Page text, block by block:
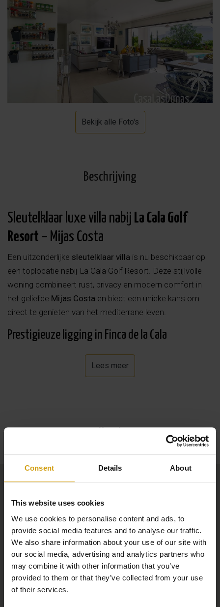
Consent Details About
This website uses cookies
We use cookies to personalise content and ads, to
provide social media features and to analyse our traffic.
We also share information about your use of our site with
our social media, advertising and analytics partners who
may combine it with other information that you’ve
provided to them or that they’ve collected from your use
of their services.
Bekijk alle Foto's
Beschrijving
Sleutelklaar luxe villa nabij La Cala Golf
Resort – Mijas Costa
Een uitzonderlijke sleutelklaar villa is nu beschikbaar op
een toplocatie nabij La Cala Golf Resort. Deze stijlvolle
woning combineert rust, privacy en modern comfort in
het geliefde Mijas Costa en biedt een unieke kans om
direct te genieten van het mediterrane leven.
Prestigieuze ligging in Finca de la Cala
De villa maakt deel uit van een exclusieve collectie van
moderne nieuwbouwwoningen, gerealiseerd door
aan het einde van een doodlopende
garandeert.
Royale kavel & duurzame upgrades
Gelegen op eenruim perceel van ca. 1.500 m²
woning door de huidige eigenaren verder geoptimaliseerd
met hoogwaardige upgrades:
Op maat gebouwde garagevoor 2 auto’s + extra
bergruimte
Royale oprit met plaats voor meerdere voertuigen
Lees meer
Kaart